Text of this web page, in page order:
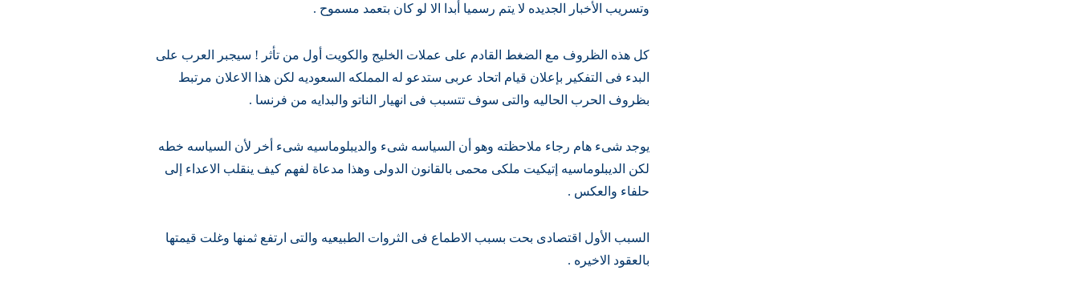
وتسريب الأخبار الجديده لا يتم رسميا أبدا الا لو كان بتعمد مسموح .
كل هذه الظروف مع الضغط القادم على عملات الخليج والكويت أول من تأثر ! سيجبر العرب على
البدء فى التفكير بإعلان قيام اتحاد عربى ستدعو له المملكه السعوديه لكن هذا الاعلان مرتبط
بظروف الحرب الحاليه والتى سوف تتسبب فى انهيار الناتو والبدايه من فرنسا .
يوجد شىء هام رجاء ملاحظته وهو أن السياسه شىء والديبلوماسيه شىء أخر لأن السياسه خطه
لكن الديبلوماسيه إتيكيت ملكى محمى بالقانون الدولى وهذا مدعاة لفهم كيف ينقلب الاعداء إلى
حلفاء والعكس .
السبب الأول اقتصادى بحت بسبب الاطماع فى الثروات الطبيعيه والتى ارتفع ثمنها وغلت قيمتها
بالعقود الاخيره .